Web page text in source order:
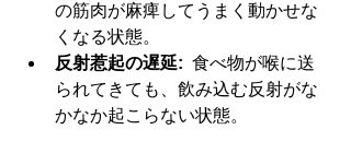
の筋肉が麻痺してうまく動かせな
くなる状態。
反射惹起の遅延: 食べ物が喉に送
られてきても、飲み込む反射がな
かなか起こらない状態。